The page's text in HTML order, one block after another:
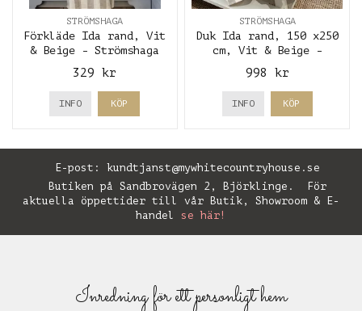
STRÖMSHAGA
Förkläde Ida rand, Vit
& Beige - Strömshaga
329 kr
INFO KÖP
STRÖMSHAGA
Duk Ida rand, 150 x250
cm, Vit & Beige -
Strömshaga
998 kr
INFO KÖP
E-post: kundtjanst@mywhitecountryhouse.se
Butiken på Sandbrovägen 2, Björklinge. För
aktuella öppettider till vår Butik, Showroom & E-
handel se här!
Inredning för ett personligt hem